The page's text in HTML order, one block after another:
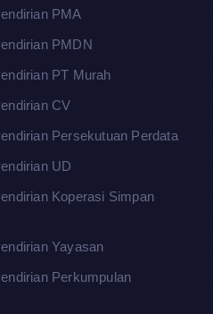
PMA
PMDN
PT Murah
CV
Persekutuan Perdata
UD
Koperasi Simpan
Yayasan
Perkumpulan